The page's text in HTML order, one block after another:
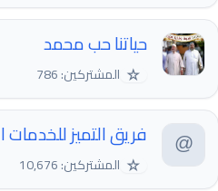
حياتنا حب محمد
☆ المشتركين: 786
فريق التميز للخدمات
☆ المشتركين: 10,676